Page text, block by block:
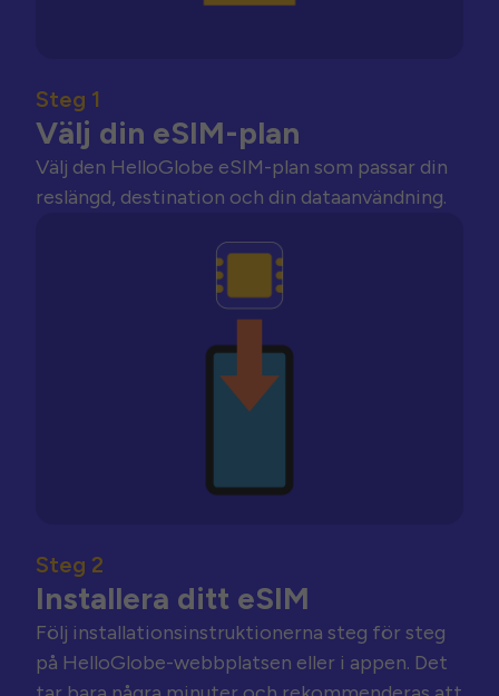
Steg 1
Välj din eSIM-plan
Välj den HelloGlobe eSIM-plan som passar din
reslängd, destination och din dataanvändning.
Steg 2
Installera ditt eSIM
Följ installationsinstruktionerna steg för steg
på HelloGlobe-webbplatsen eller i appen. Det